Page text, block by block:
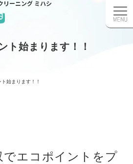
リーニング ミハシ
ト始まります！！
始まります！！
でエコポイントをプ